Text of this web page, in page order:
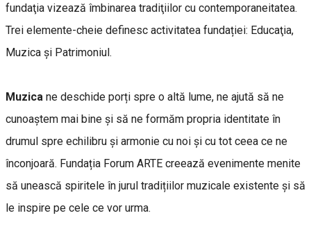
fundaţia vizează îmbinarea tradiţiilor cu contemporaneitatea.
Trei elemente-cheie definesc activitatea fundației: Educaţia,
Muzica și Patrimoniul.
Muzica ne deschide porți spre o altă lume, ne ajută să ne
cunoaștem mai bine și să ne formăm propria identitate în
drumul spre echilibru și armonie cu noi și cu tot ceea ce ne
înconjoară. Fundația Forum ARTE creează evenimente menite
să unească spiritele în jurul tradițiilor muzicale existente și să
le inspire pe cele ce vor urma.